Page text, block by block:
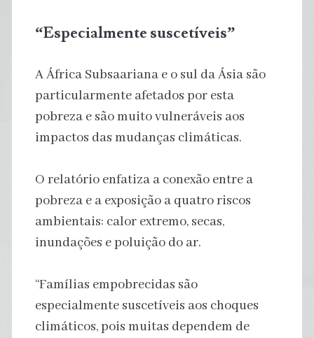
“Especialmente suscetíveis”
A África Subsaariana e o sul da Ásia são
particularmente afetados por esta
pobreza e são muito vulneráveis aos
impactos das mudanças climáticas.
O relatório enfatiza a conexão entre a
pobreza e a exposição a quatro riscos
ambientais: calor extremo, secas,
inundações e poluição do ar.
“Famílias empobrecidas são
especialmente suscetíveis aos choques
climáticos, pois muitas dependem de